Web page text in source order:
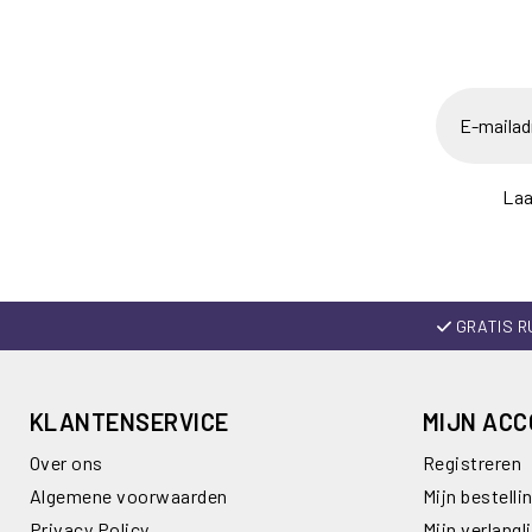
GRATIS
KLANTENSERVICE
Over ons
Algemene voorwaarden
MIJN
Registreren
Mijn